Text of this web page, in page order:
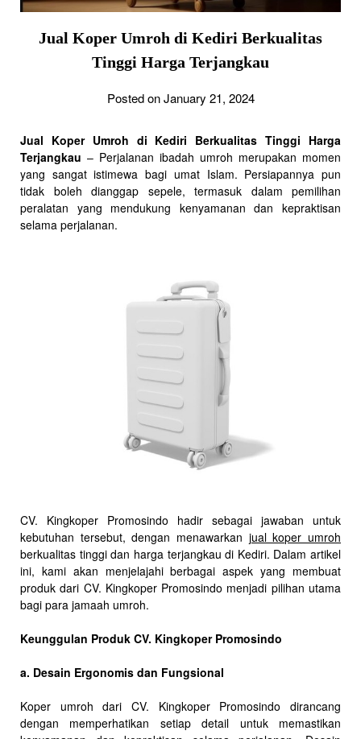
Jual Koper Umroh di Kediri Berkualitas
Tinggi Harga Terjangkau
Posted on January 21, 2024
Jual Koper Umroh di Kediri Berkualitas Tinggi Harga
Terjangkau – Perjalanan ibadah umroh merupakan momen
yang sangat istimewa bagi umat Islam. Persiapannya pun
tidak boleh dianggap sepele, termasuk dalam pemilihan
peralatan yang mendukung kenyamanan dan kepraktisan
selama perjalanan.
CV. Kingkoper Promosindo hadir sebagai jawaban untuk
kebutuhan tersebut, dengan menawarkan jual koper umroh
berkualitas tinggi dan harga terjangkau di Kediri. Dalam artikel
ini, kami akan menjelajahi berbagai aspek yang membuat
produk dari CV. Kingkoper Promosindo menjadi pilihan utama
bagi para jamaah umroh.
Keunggulan Produk CV. Kingkoper Promosindo
a. Desain Ergonomis dan Fungsional
Koper umroh dari CV. Kingkoper Promosindo dirancang
dengan memperhatikan setiap detail untuk memastikan